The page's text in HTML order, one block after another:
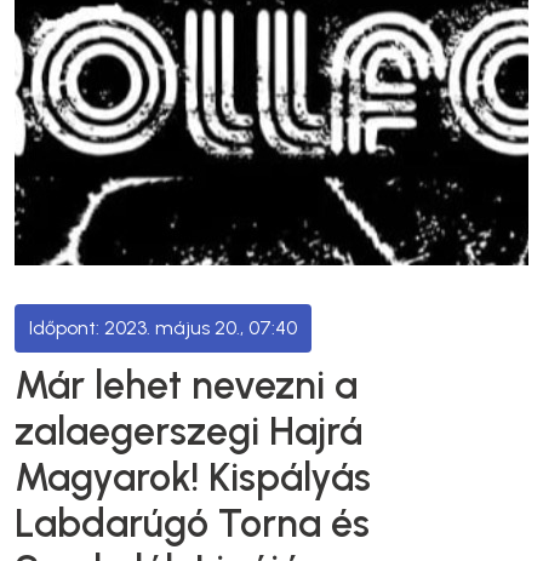
2023. május 20., 07:40
Már lehet nevezni a
zalaegerszegi Hajrá
Magyarok! Kispályás
Labdarúgó Torna és